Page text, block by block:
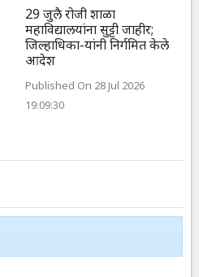
29 जुलै रोजी शाळा
महाविद्यालयांना सुट्टी जाहीर;
जिल्हाधिका-यांनी निर्गमित केले
आदेश
Published On 28 Jul 2026
19:09:30